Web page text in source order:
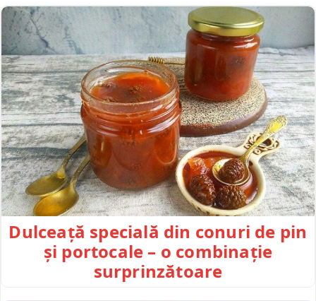
Dulceață specială din conuri de pin
și portocale – o combinație
surprinzătoare